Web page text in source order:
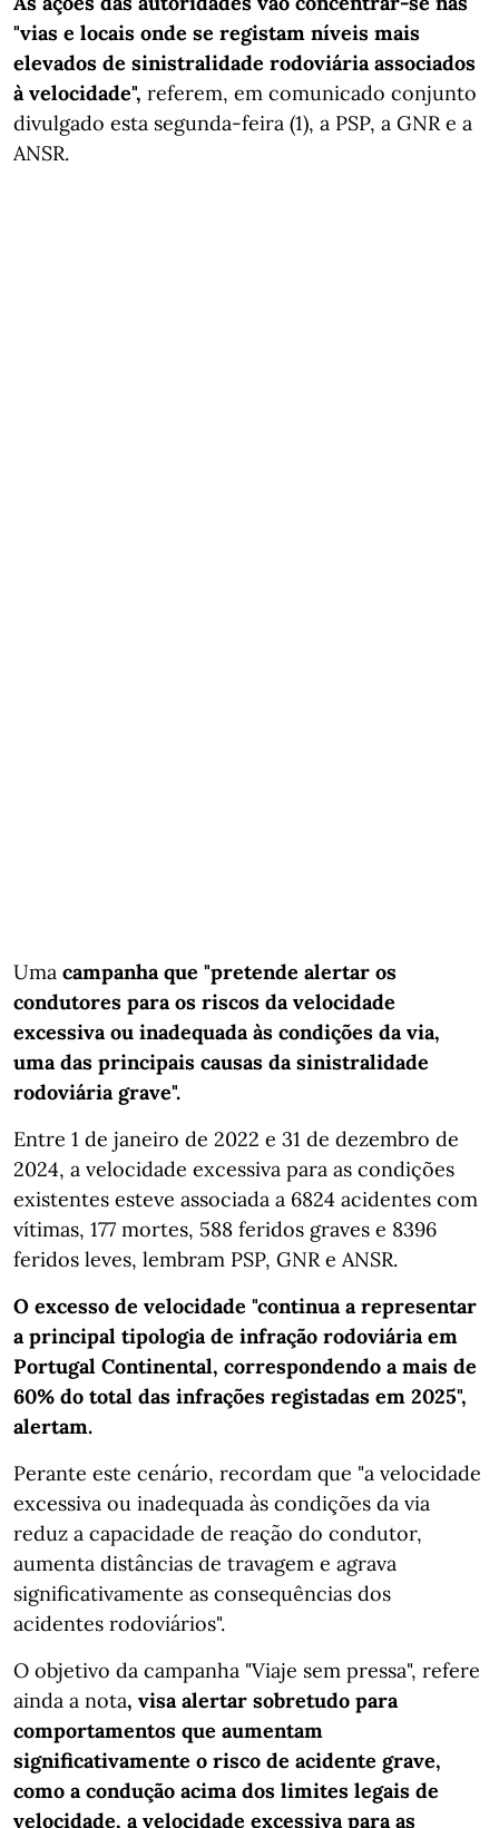
"vias e locais onde se registam níveis mais
elevados de sinistralidade rodoviária associados
à velocidade", referem, em comunicado conjunto
divulgado esta segunda-feira (1), a PSP, a GNR e a
ANSR.
Uma campanha que "pretende alertar os
condutores para os riscos da velocidade
excessiva ou inadequada às condições da via,
uma das principais causas da sinistralidade
rodoviária grave".
Entre 1 de janeiro de 2022 e 31 de dezembro de
2024, a velocidade excessiva para as condições
existentes esteve associada a 6824 acidentes com
vítimas, 177 mortes, 588 feridos graves e 8396
feridos leves, lembram PSP, GNR e ANSR.
O excesso de velocidade "continua a representar
a principal tipologia de infração rodoviária em
Portugal Continental, correspondendo a mais de
60% do total das infrações registadas em 2025",
alertam.
Perante este cenário, recordam que "a velocidade
excessiva ou inadequada às condições da via
reduz a capacidade de reação do condutor,
aumenta distâncias de travagem e agrava
significativamente as consequências dos
acidentes rodoviários".
O objetivo da campanha "Viaje sem pressa", refere
ainda a nota, visa alertar sobretudo para
comportamentos que aumentam
significativamente o risco de acidente grave,
como a condução acima dos limites legais de
velocidade, a velocidade excessiva para as